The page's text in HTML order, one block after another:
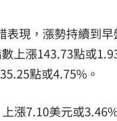
表現，漲勢持續到
上漲143.73點或
點或4.75%。
漲7.10美元或